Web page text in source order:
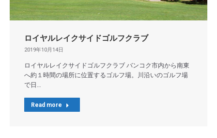
ロイヤルレイクサイドゴルフクラブ
2019年10月14日
ロイヤルレイクサイドゴルフクラブ バンコク市内から南東
へ約１時間の場所に位置するゴルフ場。川沿いのゴルフ場
で日…
Read more